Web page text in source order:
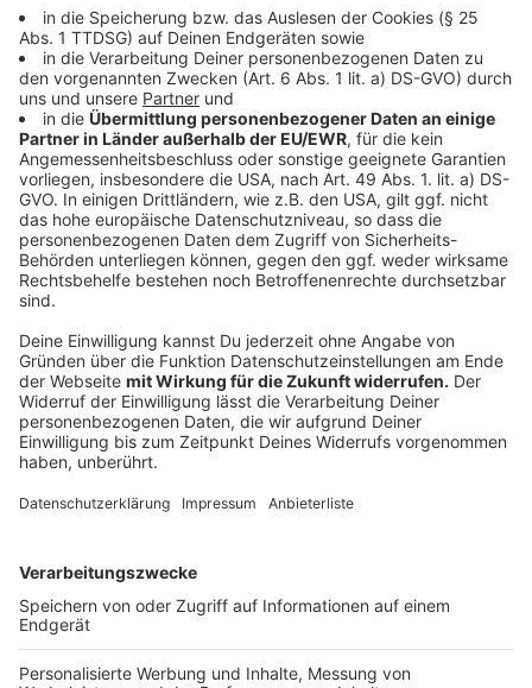
NRW abgebaut.
Anzeige
Weiterführende Links zum Thema
Anzeige
Das Interview mit NRW-Gesundheitsminister Karl-
Josef Laumann zum Krankenhausplan, könnt ihr
Wer die Hintergründe zu der viel diskutierten und
kritisierten Krankenhausreform erfahren möchte,
kann sich hierunseren Berichtdurchlesen.
Außerdem gibt eseine Karte des NRW-
Gesundheitsministeriums
jeweiligen Regionen im Bundesland aussieht.